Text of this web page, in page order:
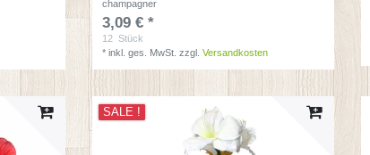
champagner
3,09 € *
12 Stück
*inkl. ges. MwSt. zzgl.Versandkosten
SALE !